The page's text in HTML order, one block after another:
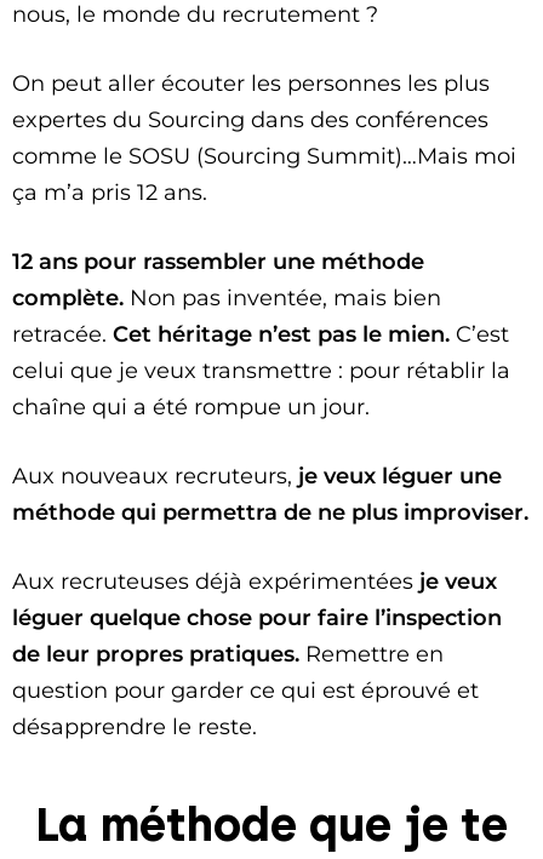
nous, le monde du recrutement ?
On peut aller écouter les personnes les plus
expertes du Sourcing dans des conférences
comme le SOSU (Sourcing Summit)…Mais moi
ça m’a pris 12 ans.
12 ans pour rassembler une méthode
complète. Non pas inventée, mais bien
retracée. Cet héritage n’est pas le mien. C’est
celui que je veux transmettre : pour rétablir la
chaîne qui a été rompue un jour.
Aux nouveaux recruteurs, je veux léguer une
méthode qui permettra de ne plus improviser.
Aux recruteuses déjà expérimentées je veux
léguer quelque chose pour faire l’inspection
de leur propres pratiques. Remettre en
question pour garder ce qui est éprouvé et
désapprendre le reste.
La méthode que je te